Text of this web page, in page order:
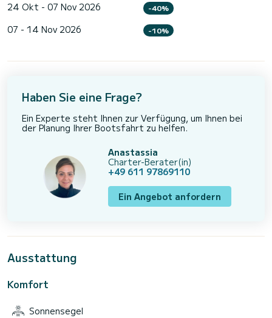
24 Okt - 07 Nov 2026 -40%
07 - 14 Nov 2026 -10%
Haben Sie eine Frage?
Ein Experte steht Ihnen zur Verfügung, um Ihnen bei
der Planung Ihrer Bootsfahrt zu helfen.
Anastassia
Charter-Berater(in)
+49 611 97869110
Ein Angebot anfordern
Ausstattung
Komfort
Sonnensegel